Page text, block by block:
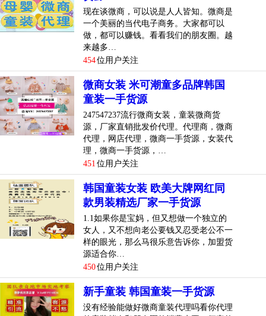
现在谈微商，可以说是人人皆知。微商是
一个美丽的当代电子商务。大家都可以
做，都可以赚钱。看看我们的朋友圈。越
来越多…
454位用户关注
微商女装 米可潮童多品牌韩国
童装一手货源
247547237流行微商女装，童装微商货
源，厂家直销批发价代理。代理商，微商
代理，网店代理，微商一手货源，女装代
理，微商一手货源，…
451 位用户关注
韩国童装女装 欧美大牌网红同
款男装精选厂家一手货源
1.1如果你是宝妈，但又想做一个独立的
女人，又不想向老公要钱又忍受老公不一
样的眼光，那么马很乐意告诉你，加盟货
源适合你…
450位用户关注
新手童装 韩国童装一手货源
没有经验能做好微商童装代理吗看你代理